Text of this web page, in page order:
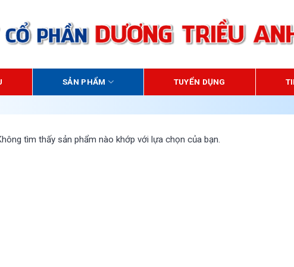
SẢN PHẨM TUYỂN DỤNG
tìm thấy sản phẩm nào khớp với lựa chọn của bạn.